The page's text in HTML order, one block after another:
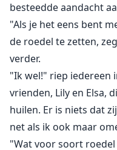
besteedde aandacht
"Als je het eens bent
de roedel te zetten,
verder.
"Ik wel!" riep iedereen
vrienden, Lily en Elsa,
huilen. Er is niets dat
net als ik ook maar
"Wat voor soort